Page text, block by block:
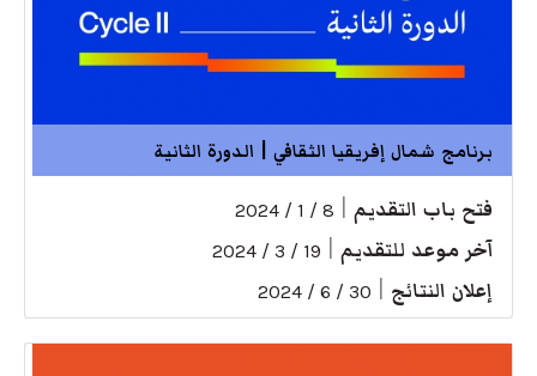
برنامج شمال إفريقيا الثقافي | الدورة الثانية
فتح باب التقديم 8 / 1 / 2024
آخر موعد للتقديم 19 / 3 / 2024
إعلان النتائج 30 / 6 / 2024